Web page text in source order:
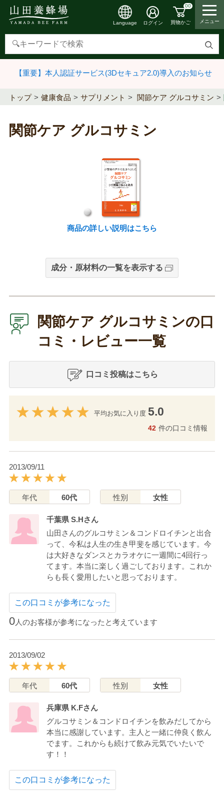
検
す
Language ログイン
00
買物かご メニュー
【重要】本人認証サービス(3Dセキュア2.0)導入のお知らせ
トップ 健康食品 サプリメント 関節ケア グルコサミン
関節ケア グルコサミン
商品の詳しい説明はこちら
成分・原材料の一覧を表示する
関節ケア グルコサミンの口
コミ・レビュー一覧
口コミ投稿はこちら
平均お気に入り度 5.0
42 件の口コミ情報
2013/09/11
年代 60代 性別 女性
千葉県 S.Hさん
山田さんのグルコサミン＆コンドロイチンと出合
って、今私は人生の生き甲斐を感じています。今
は大好きなダンスとカラオケに一週間に4回行っ
てます。本当に楽しく過ごしております。これか
らも長く愛用したいと思っております。
この口コミが参考になった
0人のお客様が参考になったと考えています
2013/09/02
年代 60代 性別 女性
兵庫県 K.Fさん
グルコサミン＆コンドロイチンを飲みだしてから
本当に感謝しています。主人と一緒に仲良く飲ん
でます。これからも続けて飲み元気でいたいで
す！！
この口コミが参考になった